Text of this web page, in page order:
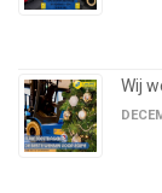
Wij